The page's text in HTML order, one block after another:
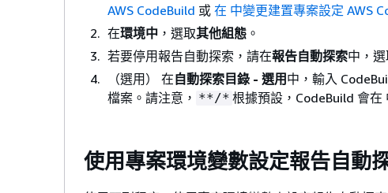
AWS CodeBuild 或 在 中變更建置專案設定 AWS
在環境中 ，選取其他組態 。
若要停用報告自動探索，請在報告自動探索中，選
（選用） 在自動探索目錄 - 選用中，輸入
檔案。請注意， **/* 根據預設，CodeBuild 會在
使用專案環境變數設定報告自動